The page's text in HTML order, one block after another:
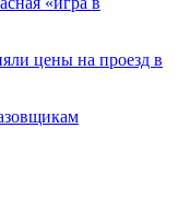
цены на проезд в